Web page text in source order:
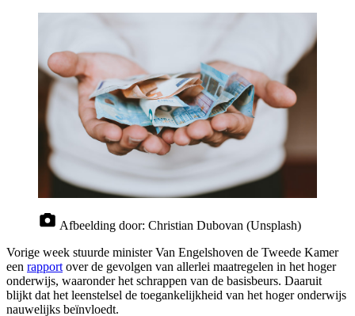
Afbeelding door: Christian Dubovan (Unsplash)
Vorige week stuurde minister Van Engelshoven de Tweede Kamer
een rapport over de gevolgen van allerlei maatregelen in het hoger
onderwijs, waaronder het schrappen van de basisbeurs. Daaruit
blijkt dat het leenstelsel de toegankelijkheid van het hoger onderwijs
nauwelijks beïnvloedt.